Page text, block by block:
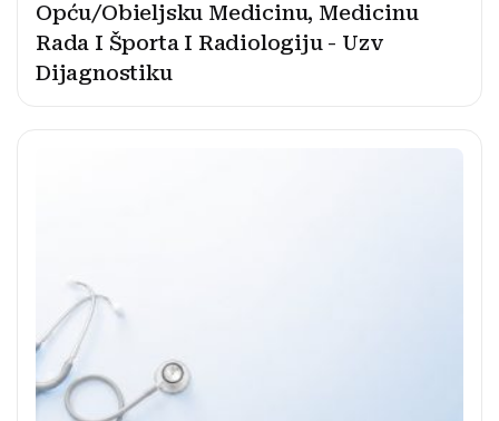
Opću/Obieljsku Medicinu, Medicinu
Rada I Športa I Radiologiju - Uzv
Dijagnostiku